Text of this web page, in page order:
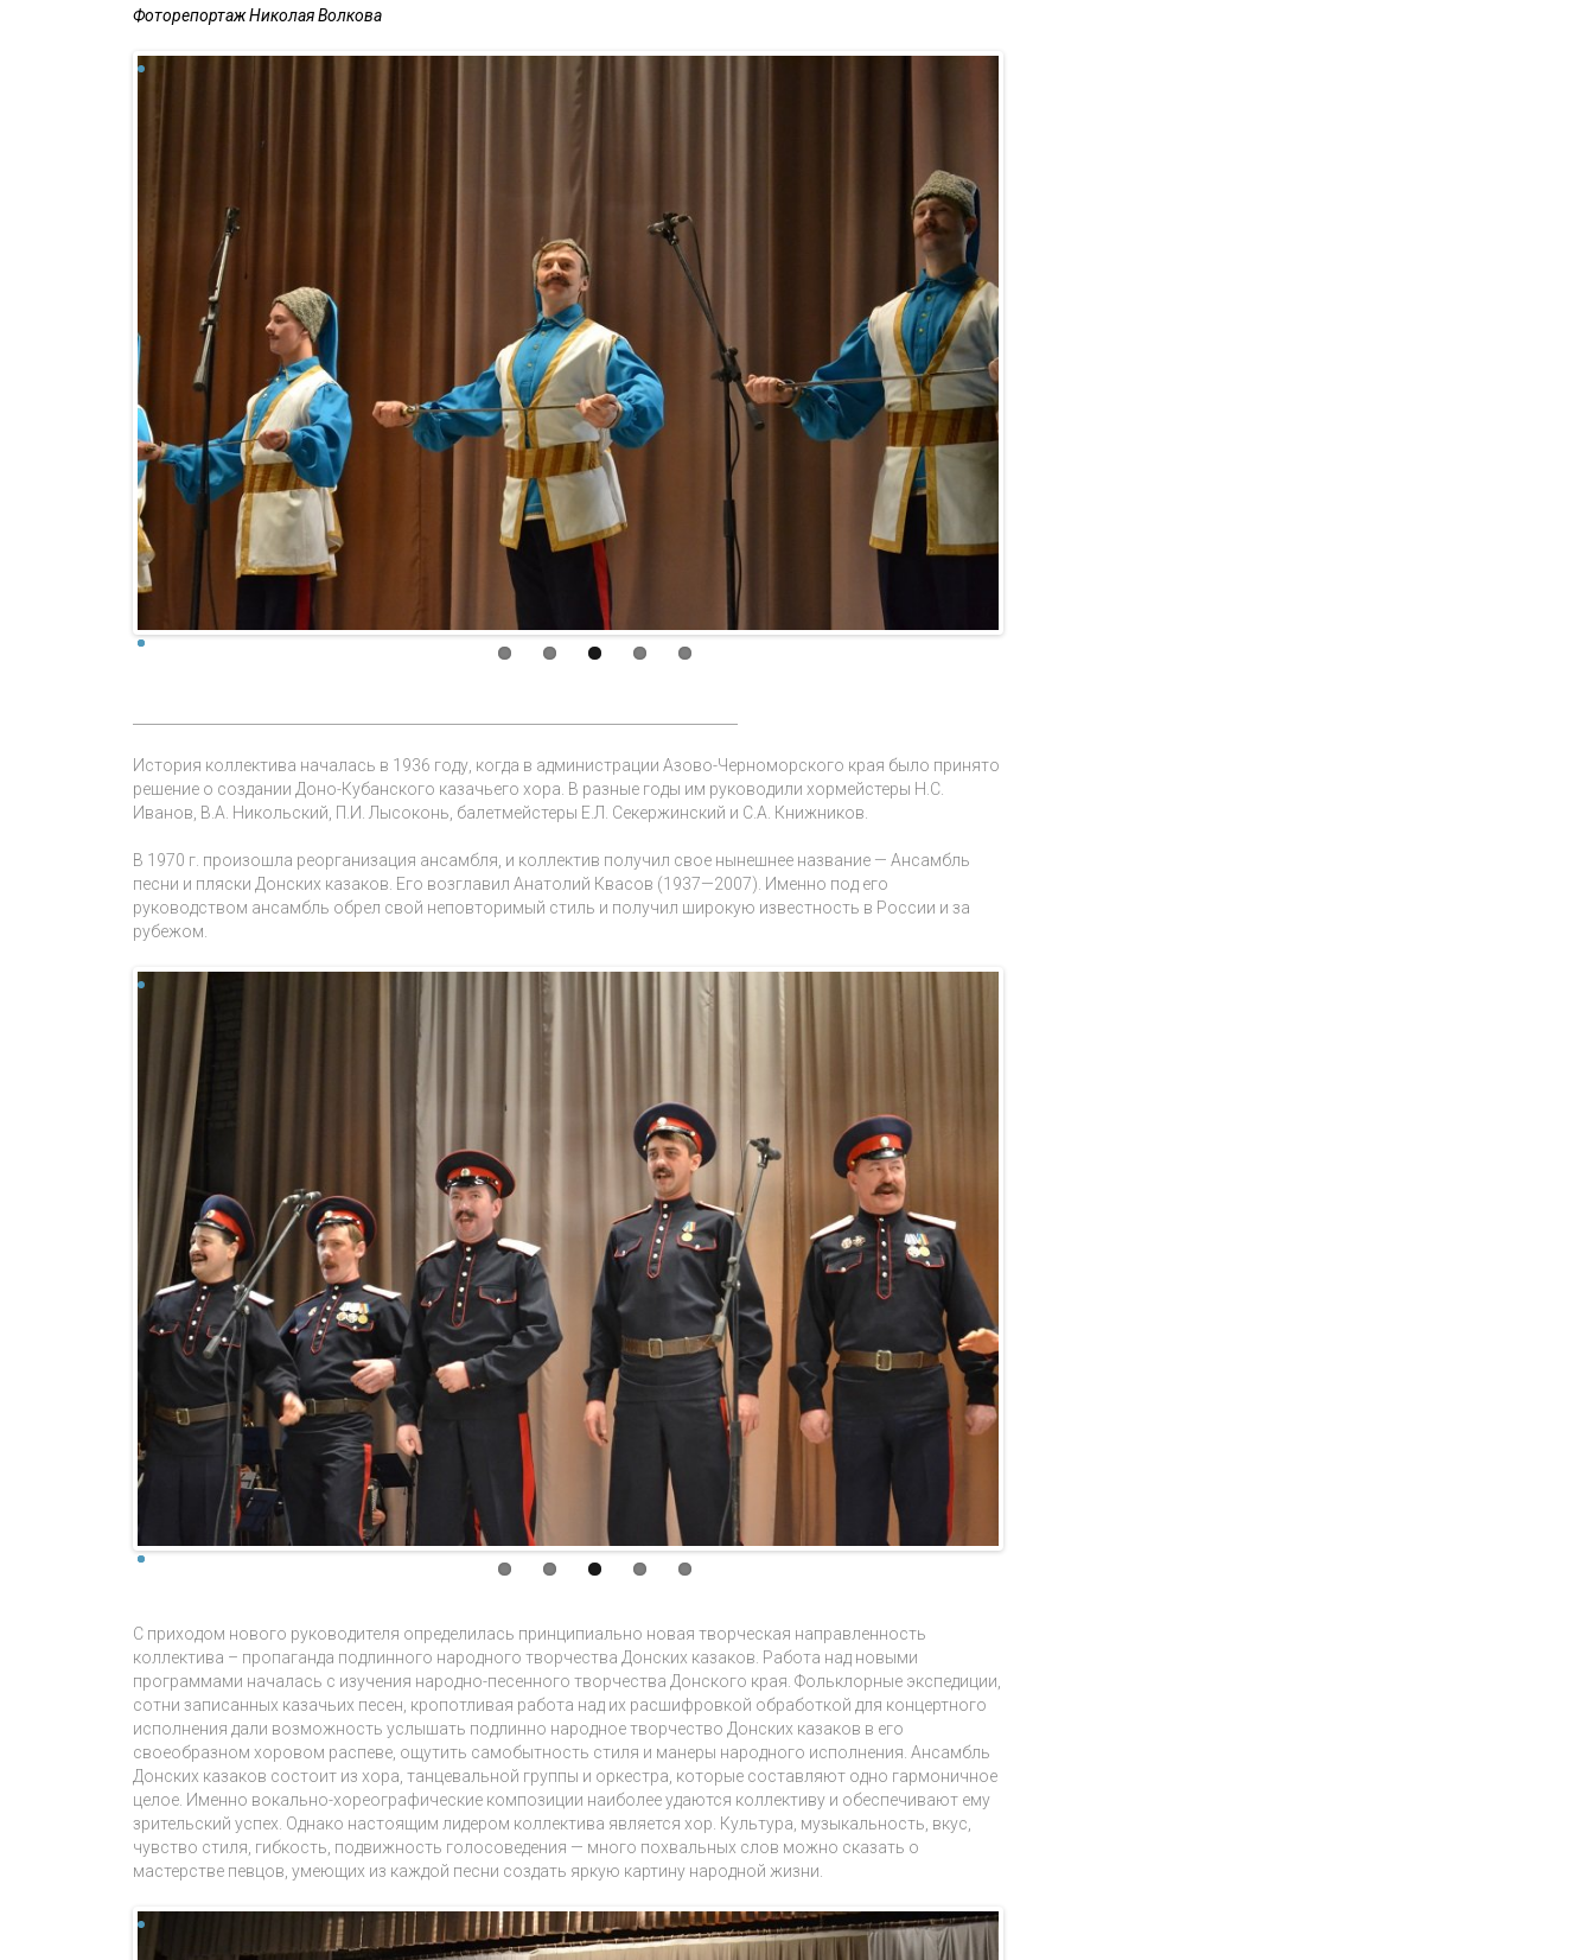
Фоторепортаж Николая Волкова
История коллектива началась в 1936 году, когда в администрации Азово-Черноморского края было принято
решение о создании Доно-Кубанского казачьего хора. В разные годы им руководили хормейстеры Н.С.
Иванов, В.А. Никольский, П.И. Лысоконь, балетмейстеры Е.Л. Секержинский и С.А. Книжников.
В 1970 г. произошла реорганизация ансамбля, и коллектив получил свое нынешнее название — Ансамбль
песни и пляски Донских казаков. Его возглавил Анатолий Квасов (1937—2007). Именно под его
руководством ансамбль обрел свой неповторимый стиль и получил широкую известность в России и за
рубежом.
С приходом нового руководителя определилась принципиально новая творческая направленность
коллектива – пропаганда подлинного народного творчества Донских казаков. Работа над новыми
программами началась с изучения народно-песенного творчества Донского края. Фольклорные экспедиции,
сотни записанных казачьих песен, кропотливая работа над их расшифровкой обработкой для концертного
исполнения дали возможность услышать подлинно народное творчество Донских казаков в его
своеобразном хоровом распеве, ощутить самобытность стиля и манеры народного исполнения. Ансамбль
Донских казаков состоит из хора, танцевальной группы и оркестра, которые составляют одно гармоничное
целое. Именно вокально-хореографические композиции наиболее удаются коллективу и обеспечивают ему
зрительский успех. Однако настоящим лидером коллектива является хор. Культура, музыкальность, вкус,
чувство стиля, гибкость, подвижность голосоведения — много похвальных слов можно сказать о
мастерстве певцов, умеющих из каждой песни создать яркую картину народной жизни.